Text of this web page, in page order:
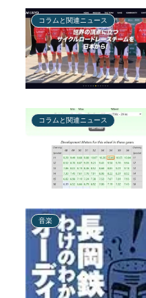
コラムと関連ニュース
コラムと関連ニュース
音楽